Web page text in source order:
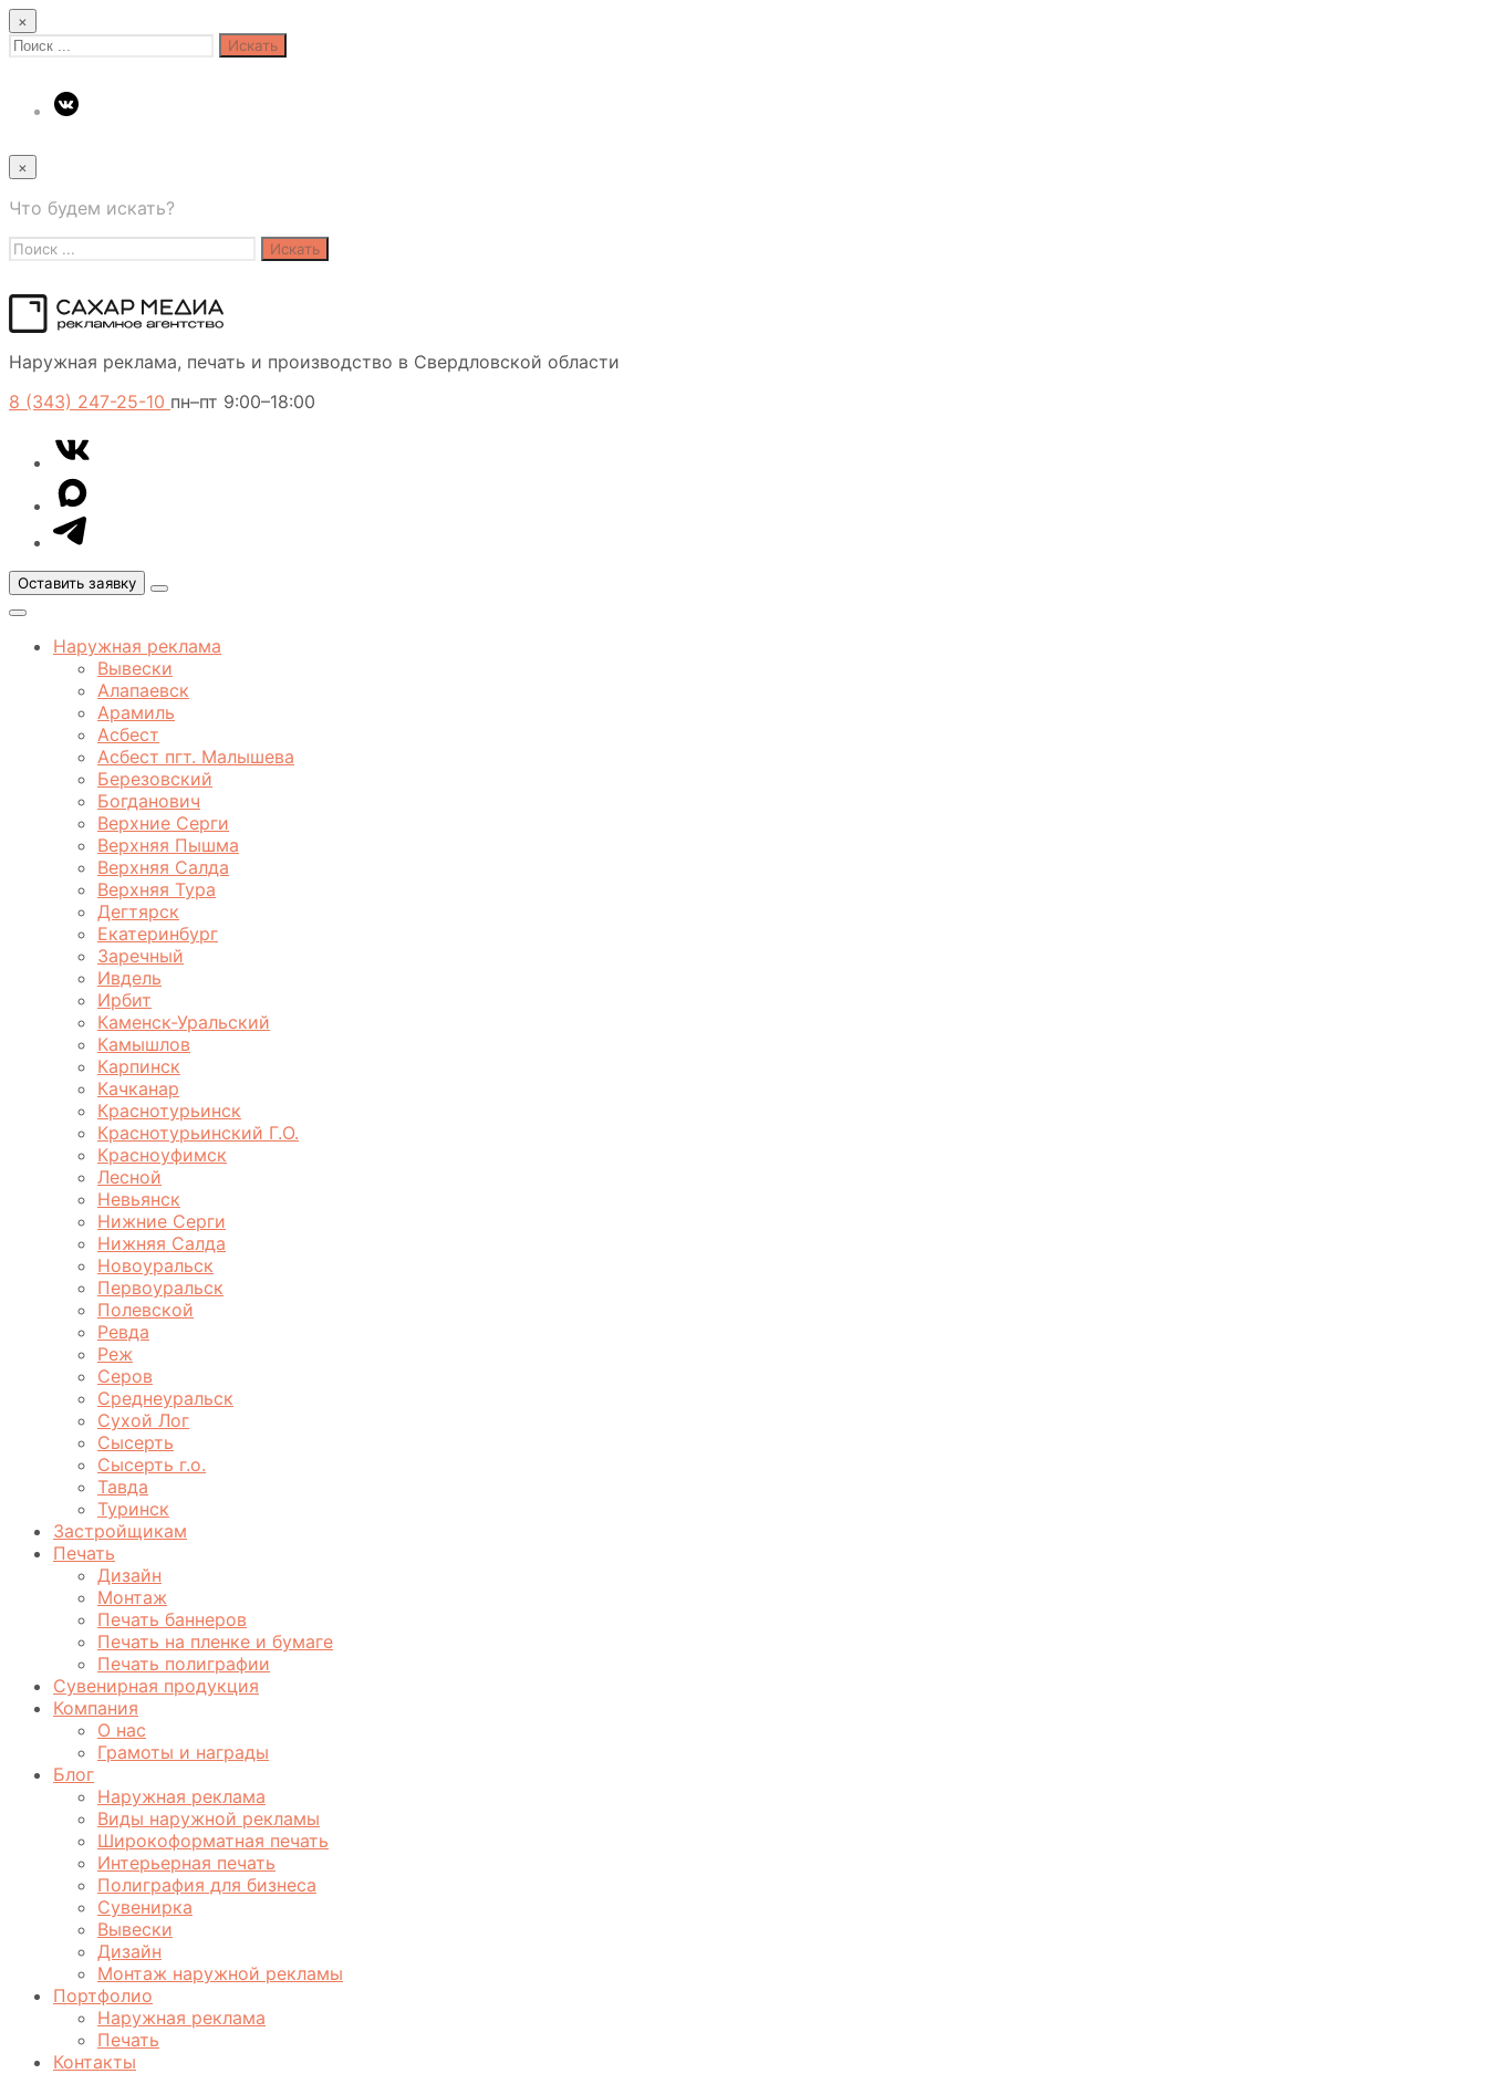
×
Search
×
Что будем искать?
Search
Медиа
Наружная реклама, печать и производство в Свердловской области
8 (343) 247-25-10 пн–пт 9:00–18:00
VK
Telegram
MAX
Оставить заявку
Открыть
Закрыть
менюНаружная реклама
Вывески
Алапаевск
Арамиль
Асбест
Асбест пгт. Малышева
Березовский
Богданович
Верхние Серги
Верхняя Пышма
Верхняя Салда
Верхняя Тура
Дегтярск
Екатеринбург
Заречный
Ивдель
Ирбит
Каменск-Уральский
Камышлов
Карпинск
Качканар
Краснотурьинск
Краснотурьинский Г.О.
Красноуфимск
Лесной
Невьянск
Нижние Серги
Нижняя Салда
Новоуральск
Первоуральск
Полевской
Ревда
Реж
Серов
Среднеуральск
Сухой Лог
Сысерть
Сысерть г.о.
Тавда
Туринск
Застройщикам
Печать
Дизайн
Монтаж
Печать баннеров
Печать на пленке и бумаге
Печать полиграфии
Сувенирная продукция
Компания
О нас
Грамоты и награды
Блог
Наружная реклама
Виды наружной рекламы
Широкоформатная печать
Интерьерная печать
Полиграфия для бизнеса
Сувенирка
Вывески
Дизайн
Монтаж наружной рекламы
Портфолио
Наружная реклама
Печать
Контакты